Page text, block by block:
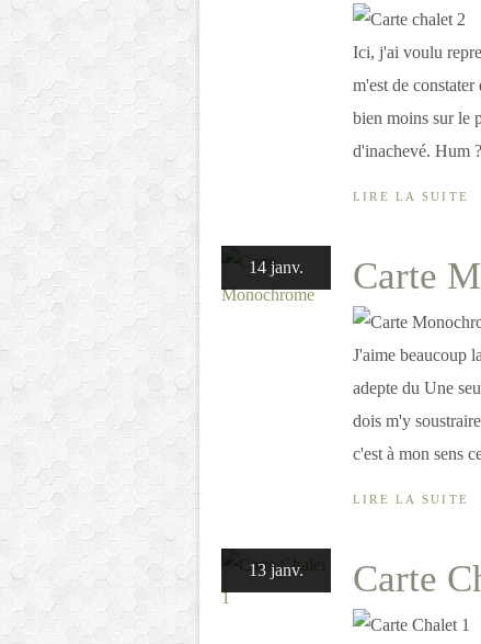
Ici, j'ai voulu
m'est de
bien moins sur le
d'inachevé. Hum
LIRE LA SUITE
14 janv. Carte
J'aime beaucoup
adepte du Une
dois m'y
c'est à mon sens
LIRE LA SUITE
13 janv. Carte